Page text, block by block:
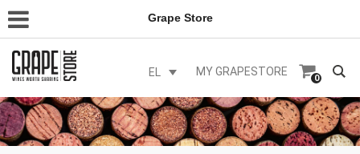
Grape Store
EL MY GRAPESTORE
0